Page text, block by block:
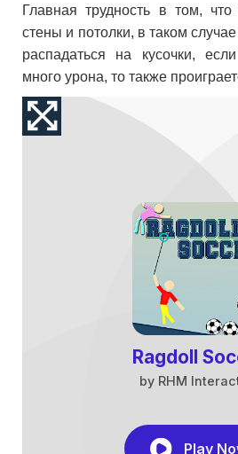
Главная трудность в том, что
стены и потолки, в таком
распадаться на кусочки,
много урона, то также